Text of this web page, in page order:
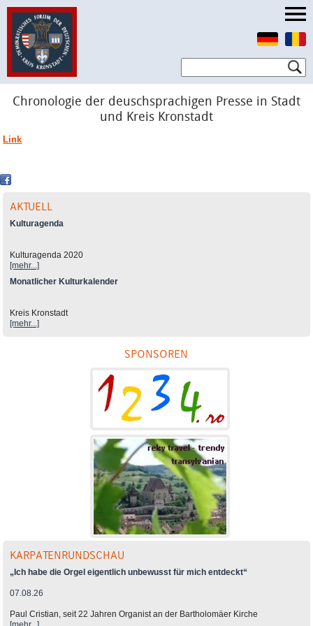
Chronologie der deuschsprachigen Presse in Stadt
und Kreis Kronstadt
Link
AKTUELL
Kulturagenda
Kulturagenda 2020
[mehr...]
Monatlicher Kulturkalender
Kreis Kronstadt
[mehr...]
SPONSOREN
KARPATENRUNDSCHAU
„Ich habe die Orgel eigentlich unbewusst für mich entdeckt“
07.08.26
Paul Cristian, seit 22 Jahren Organist an der Bartholomäer Kirche